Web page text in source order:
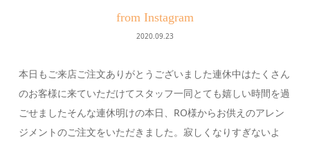
from Instagram
2020.09.23
本日もご来店ご注文ありがとうございました連休中はたくさん
のお客様に来ていただけてスタッフ一同とても嬉しい時間を過
ごせましたそんな連休明けの本日、RO様からお供えのアレン
ジメントのご注文をいただきました。寂しくなりすぎないよ